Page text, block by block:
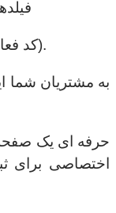
فیلدهای اضافی: وب سایت APE (کد فعالیت).
به مشتریان شما
اختصاصی برای